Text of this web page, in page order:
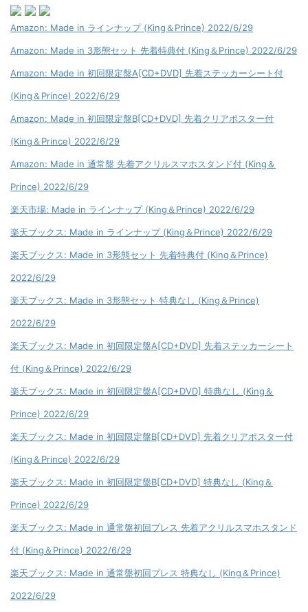
Amazon: Made in ラインナップ (King＆Prince) 2022/6/29
Amazon: Made in 3形態セット 先着特典付 (King＆Prince) 2022/6/29
Amazon: Made in 初回限定盤A[CD+DVD] 先着ステッカーシート付
(King＆Prince) 2022/6/29
Amazon: Made in 初回限定盤B[CD+DVD] 先着クリアポスター付
(King＆Prince) 2022/6/29
Amazon: Made in 通常盤 先着アクリルスマホスタンド付 (King＆
Prince) 2022/6/29
楽天市場: Made in ラインナップ (King＆Prince) 2022/6/29
楽天ブックス: Made in ラインナップ (King＆Prince) 2022/6/29
楽天ブックス: Made in 3形態セット 先着特典付 (King＆Prince)
2022/6/29
楽天ブックス: Made in 3形態セット 特典なし (King＆Prince)
2022/6/29
楽天ブックス: Made in 初回限定盤A[CD+DVD] 先着ステッカーシート
付 (King＆Prince) 2022/6/29
楽天ブックス: Made in 初回限定盤A[CD+DVD] 特典なし (King＆
Prince) 2022/6/29
楽天ブックス: Made in 初回限定盤B[CD+DVD] 先着クリアポスター付
(King＆Prince) 2022/6/29
楽天ブックス: Made in 初回限定盤B[CD+DVD] 特典なし (King＆
Prince) 2022/6/29
楽天ブックス: Made in 通常盤初回プレス 先着アクリルスマホスタンド
付 (King＆Prince) 2022/6/29
楽天ブックス: Made in 通常盤初回プレス 特典なし (King＆Prince)
2022/6/29